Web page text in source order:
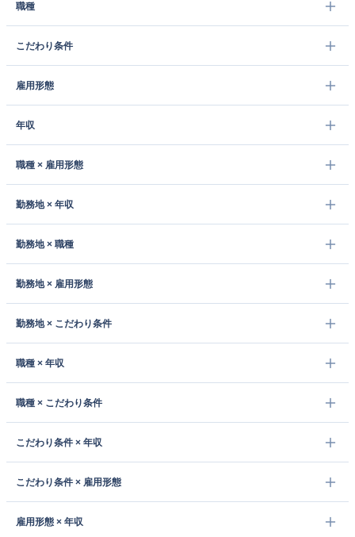
職種
こだわり条件
雇用形態
年収
職種 × 雇用形態
勤務地 × 年収
勤務地 × 職種
勤務地 × 雇用形態
勤務地 × こだわり条件
職種 × 年収
職種 × こだわり条件
こだわり条件 × 年収
こだわり条件 × 雇用形態
雇用形態 × 年収